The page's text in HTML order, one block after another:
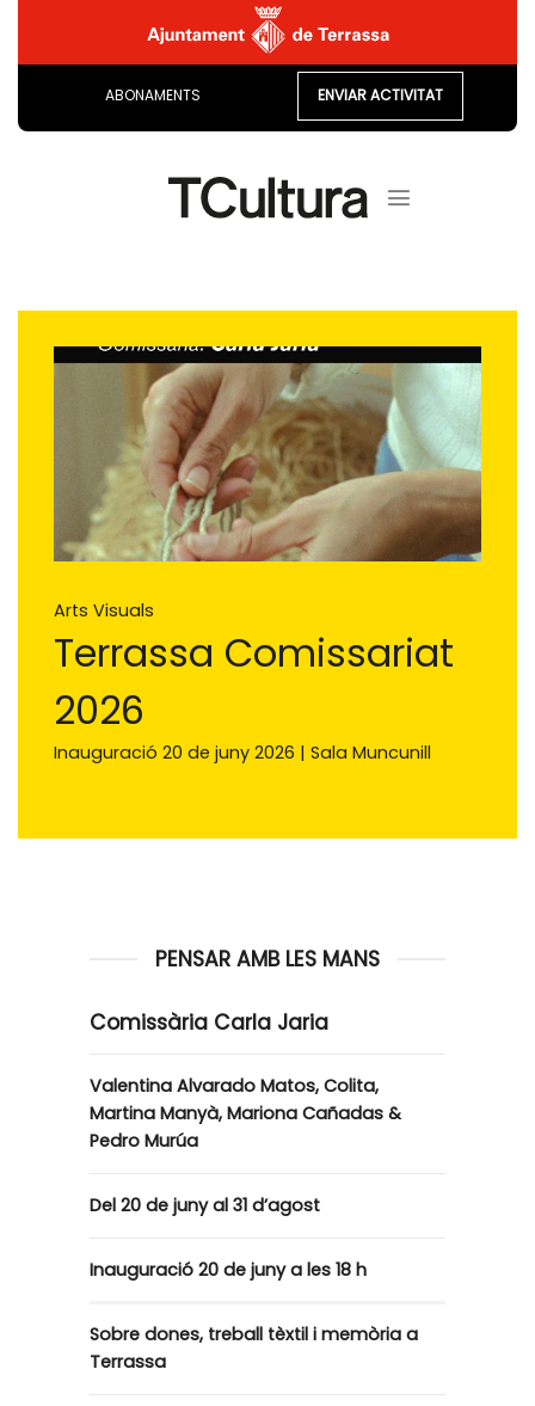
content
ABONAMENTS ENVIAR ACTIVITAT
Arts Visuals
Terrassa Comissariat
2026
Inauguració 20 de juny 2026 | Sala Muncunill
PENSAR AMB LES MANS
Comissària Carla Jaria
Valentina Alvarado Matos, Colita,
Martina Manyà, Mariona Cañadas &
Pedro Murúa
Del 20 de juny al 31 d’agost
Inauguració 20 de juny a les 18 h
Sobre dones, treball tèxtil i memòria a
Terrassa